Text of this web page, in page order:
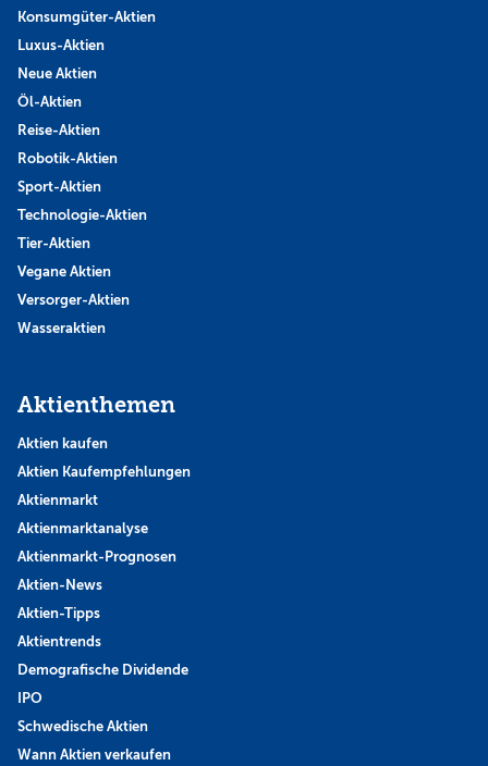
Konsumgüter-Aktien
Luxus-Aktien
Neue Aktien
Öl-Aktien
Reise-Aktien
Robotik-Aktien
Sport-Aktien
Technologie-Aktien
Tier-Aktien
Vegane Aktien
Versorger-Aktien
Wasseraktien
Aktienthemen
Aktien kaufen
Aktien Kaufempfehlungen
Aktienmarkt
Aktienmarktanalyse
Aktienmarkt-Prognosen
Aktien-News
Aktien-Tipps
Aktientrends
Demografische Dividende
IPO
Schwedische Aktien
Wann Aktien verkaufen